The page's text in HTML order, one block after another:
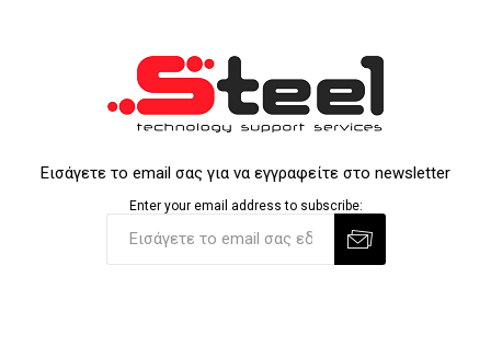
Εισάγετε το email σας για να εγγραφείτε στο newsletter
Enter your email address to subscribe: